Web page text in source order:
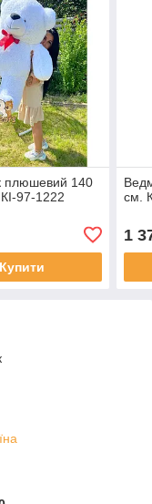
плюшевий 140
97-1222
Купити
см.
1